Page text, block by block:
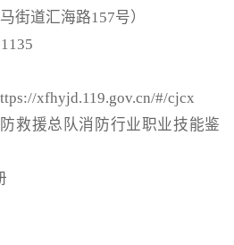
街道汇海路157号）
xfhyjd.119.gov.cn/#/cjcx
救援总队消防行业职业技能鉴